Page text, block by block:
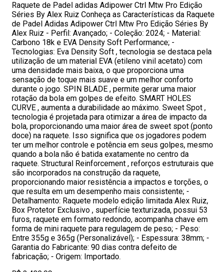
Raquete de Padel adidas Adipower Ctrl Mtw Pro Edição
Séries By Alex Ruiz Conheça as Características da Raquete
de Padel Adidas Adipower Ctrl Mtw Pro Edição Séries By
Alex Ruiz - Perfil: Avançado; - Coleção: 2024; - Material:
Carbono 18k e EVA Density Soft Performance; -
Tecnologias: Eva Density Soft , tecnologia se destaca pela
utilização de um material EVA (etileno vinil acetato) com
uma densidade mais baixa, o que proporciona uma
sensação de toque mais suave e um melhor conforto
durante o jogo. SPIN BLADE , permite gerar uma maior
rotação da bola em golpes de efeito. SMART HOLES
CURVE , aumenta a durabilidade ao máximo. Sweet Spot ,
tecnologia é projetada para otimizar a área de impacto da
bola, proporcionando uma maior área de sweet spot (ponto
doce) na raquete. Isso significa que os jogadores podem
ter um melhor controle e potência em seus golpes, mesmo
quando a bola não é batida exatamente no centro da
raquete. Structural Reinforcement , reforços estruturais que
são incorporados na construção da raquete,
proporcionando maior resistência a impactos e torções, o
que resulta em um desempenho mais consistente; -
Detalhamento: Raquete modelo edição limitada Alex Ruiz,
Box Protetor Exclusivo , superfície texturizada, possui 53
furos, raquete em formato redondo, acompanha chave em
forma de mini raquete para regulagem de peso; - Peso:
Entre 355g e 365g (Personalizável); - Espessura: 38mm; -
Garantia do Fabricante: 90 dias contra defeito de
fabricação; - Origem: Importado.